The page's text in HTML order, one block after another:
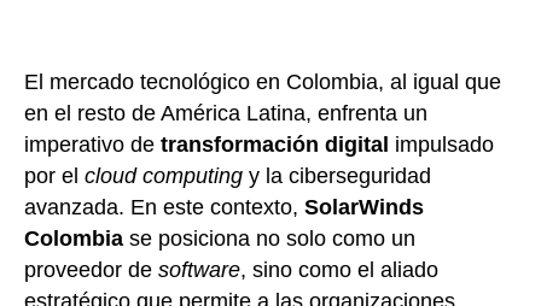
El mercado tecnológico en Colombia, al igual que
en el resto de América Latina, enfrenta un
imperativo de transformación digital impulsado
por el cloud computing y la ciberseguridad
avanzada. En este contexto, SolarWinds
Colombia se posiciona no solo como un
proveedor de software, sino como el aliado
estratégico que permite a las organizaciones